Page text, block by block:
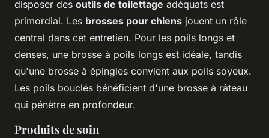
disposer des outils de toilettage adéquats est
primordial. Les brosses pour chiens jouent un rôle
central dans cet entretien. Pour les poils longs et
denses, une brosse à poils longs est idéale, tandis
qu'une brosse à épingles convient aux poils soyeux.
Les poils bouclés bénéficient d'une brosse à râteau
qui pénètre en profondeur.
Produits de soin